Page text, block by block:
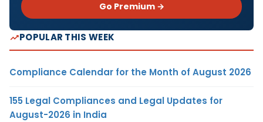
Go Premium →
POPULAR THIS WEEK
Compliance Calendar for the Month of August 2026
155 Legal Compliances and Legal Updates for
August-2026 in India